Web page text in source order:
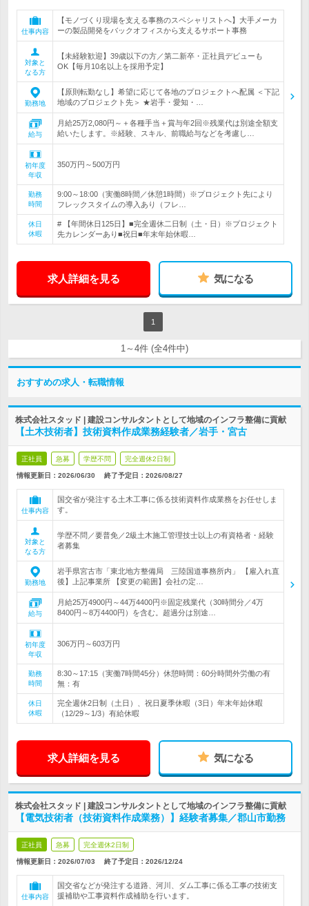
仕事内容
【モノづくり現場を支える事務のスペシャリストへ】大手メーカ
ーの製品開発をバックオフィスから支えるサポート事務
対象と
なる方
【未経験歓迎】39歳以下の方／第二新卒・正社員デビューも
OK【毎月10名以上を採用予定】
勤務地
【原則転勤なし】希望に応じて各地のプロジェクトへ配属 ＜下記
地域のプロジェクト先＞ ★岩手・愛知・…
給与
月給25万2,080円～＋各種手当＋賞与年2回※残業代は別途全額支
給いたします。※経験、スキル、前職給与などを考慮し…
初年度
年収
350万円～500万円
勤務
時間
9:00～18:00（実働8時間／休憩1時間）※プロジェクト先により
フレックスタイムの導入あり（フレ…
休日
休暇
# 【年間休日125日】■完全週休二日制（土・日）※プロジェクト
先カレンダーあり■祝日■年末年始休暇…
求人詳細を見る 気になる
1
1～4件 (全4件中)
おすすめの求人・転職情報
株式会社スタッド | 建設コンサルタントとして地域のインフラ整備に貢献
【土木技術者】技術資料作成業務経験者／岩手・宮古
正社員 急募 学歴不問 完全週休2日制
情報更新日：2026/06/30 終了予定日： 2026/08/27
仕事内容
国交省が発注する土木工事に係る技術資料作成業務をお任せしま
す。
対象と
なる方
学歴不問／要普免／2級土木施工管理技士以上の有資格者・経験
者募集
勤務地
岩手県宮古市「東北地方整備局 三陸国道事務所内」 【雇入れ直
後】上記事業所 【変更の範囲】会社の定…
給与
月給25万4900円～44万4400円※固定残業代（30時間分／4万
8400円～8万4400円）を含む。超過分は別途…
初年度
年収
306万円～603万円
勤務
時間
8:30～17:15（実働7時間45分）休憩時間：60分時間外労働の有
無：有
休日
休暇
完全週休2日制（土日）、祝日夏季休暇（3日）年末年始休暇
（12/29～1/3）有給休暇
求人詳細を見る 気になる
株式会社スタッド | 建設コンサルタントとして地域のインフラ整備に貢献
【電気技術者（技術資料作成業務）】経験者募集／郡山市勤務
正社員 急募 完全週休2日制
情報更新日：2026/07/03 終了予定日： 2026/12/24
仕事内容
国交省などが発注する道路、河川、ダム工事に係る工事の技術支
援補助や工事資料作成補助を行います。